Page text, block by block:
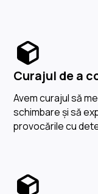
Curajul de a
Avem curajul să
schimbare și să
provocările cu